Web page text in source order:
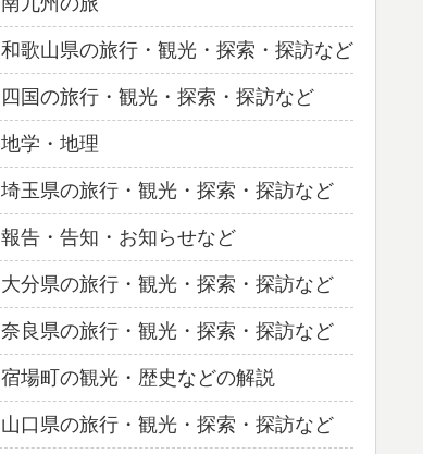
和歌山県の旅行・観光・探索・探訪など
四国の旅行・観光・探索・探訪など
地学・地理
埼玉県の旅行・観光・探索・探訪など
報告・告知・お知らせなど
大分県の旅行・観光・探索・探訪など
奈良県の旅行・観光・探索・探訪など
宿場町の観光・歴史などの解説
山口県の旅行・観光・探索・探訪など